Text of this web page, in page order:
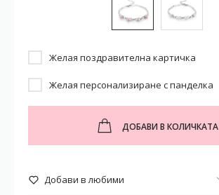
Желая поздравителна картичка
Желая персонализиране с панделка
ДОБАВИ В КОЛИЧКАТА
Добави в любими